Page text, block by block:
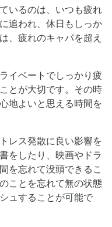
いるのは、いつも疲れ
追われ、休日もしっか
、疲れのキャパを超え
イベートでしっかり疲
とが大切です。その時
地よいと思える時間を
レス発散に良い影響を
をしたり、映画やドラ
を忘れて没頭できるこ
ことを忘れて無の状態
ュすることが可能で